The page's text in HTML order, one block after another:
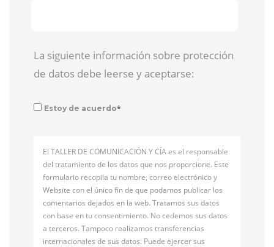
La siguiente información sobre protección
de datos debe leerse y aceptarse:
Estoy de acuerdo*
El TALLER DE COMUNICACIÓN Y CÍA es el responsable
del tratamiento de los datos que nos proporcione. Este
formulario recopila tu nombre, correo electrónico y
Website con el único fin de que podamos publicar los
comentarios dejados en la web. Tratamos sus datos
con base en tu consentimiento. No cedemos sus datos
a terceros. Tampoco realizamos transferencias
internacionales de sus datos. Puede ejercer sus